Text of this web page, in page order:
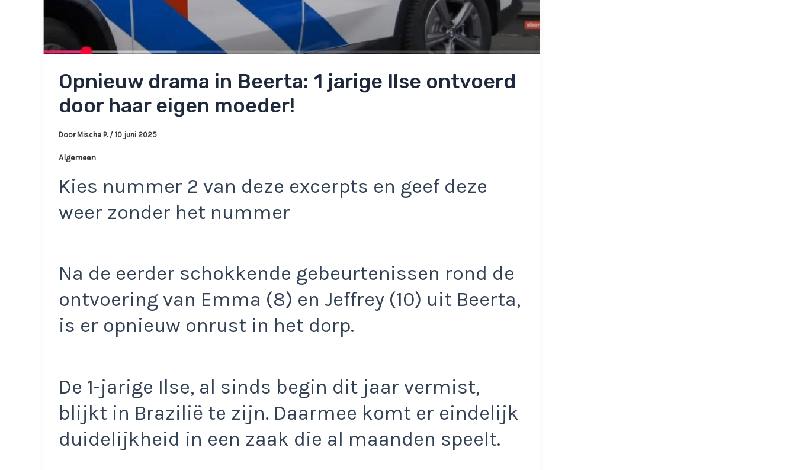
Opnieuw drama in Beerta: 1 jarige Ilse ontvoerd
door haar eigen moeder!
Door Mischa P. / 10 juni 2025
Algemeen
Kies nummer 2 van deze excerpts en geef deze
weer zonder het nummer
Na de eerder schokkende gebeurtenissen rond de
ontvoering van Emma (8) en Jeffrey (10) uit Beerta,
is er opnieuw onrust in het dorp.
De 1-jarige Ilse, al sinds begin dit jaar vermist,
blijkt in Brazilië te zijn. Daarmee komt er eindelijk
duidelijkheid in een zaak die al maanden speelt.